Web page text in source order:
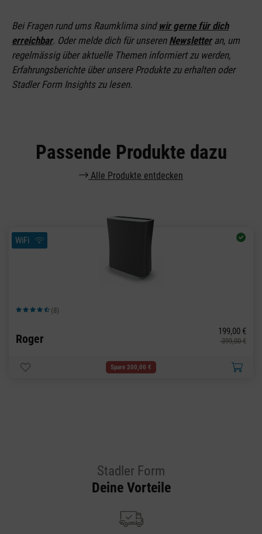
Bei Fragen rund ums Raumklima sind wir gerne für dich
erreichbar. Oder melde dich für unseren Newsletteran, um
regelmässig über aktuelle Themen informiert zu werden,
Erfahrungsberichte über unsere Produkte zu erhalten oder
Stadler Form Insights zu lesen.
Passende Produkte dazu
Alle Produkte entdecken
WiFi
Durchschnittliche Bewertung von 4.63 von 5 Sternen
(8)
Roger
199,00 €
399,00 €
Spare 200,00 €
Stadler Form
Deine Vorteile